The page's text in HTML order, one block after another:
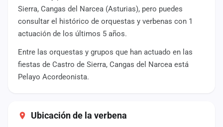
Sierra, Cangas del Narcea (Asturias), pero puedes
consultar el histórico de orquestas y verbenas con 1
actuación de los últimos 5 años.
Entre las orquestas y grupos que han actuado en las
fiestas de Castro de Sierra, Cangas del Narcea está
Pelayo Acordeonista.
Ubicación de la verbena
Anuncios
sesión
Crear
cuenta
Contacto